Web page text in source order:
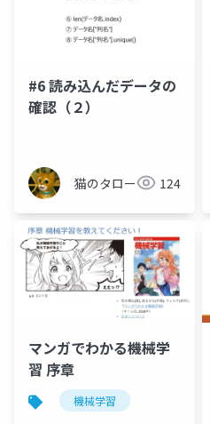
#6 読み込んだデータの
確認（２）
猫のタロー 124
マンガでわかる機械学
習 序章
機械学習